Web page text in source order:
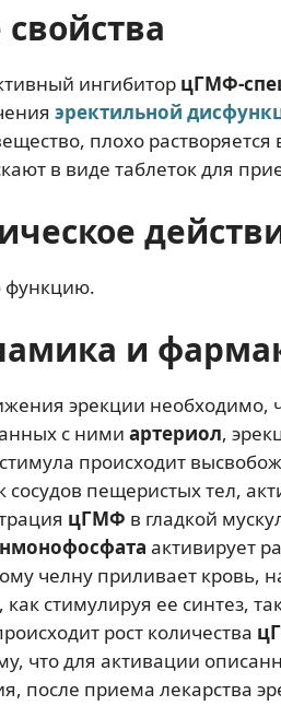
ингибитор цГМФ-
эректильной
плохо
в виде таблеток для
функцию.
и
эрекции необходимо,
с ними артериол,
происходит
пещеристых тел,
цГМФ в гладкой
активирует
челну приливает кровь,
стимулируя ее синтез,
рост количества
что для активации
после приема лекарства